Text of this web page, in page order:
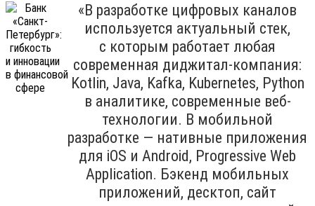
«В разработке цифровых каналов
используется актуальный стек,
с которым работает любая
современная диджитал-компания:
Kotlin, Java, Kafka, Kubernetes, Python
в аналитике, современные веб-
технологии. В мобильной
разработке — нативные приложения
для iOS и Android, Progressive Web
Application. Бэкенд мобильных
приложений, десктоп, сайт